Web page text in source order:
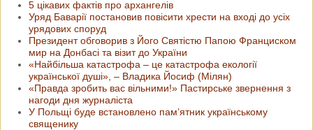
5 цікавих фактів про архангелів
Уряд Баварії постановив повісити хрести на вході до усіх
урядових споруд
Президент обговорив з Його Святістю Папою Франциском
мир на Донбасі та візит до України
«Найбільша катастрофа – це катастрофа екології
української душі», – Владика Йосиф (Мілян)
«Правда зробить вас вільними!» Пастирське звернення з
нагоди дня журналіста
У Польщі буде встановлено пам’ятник українському
священику